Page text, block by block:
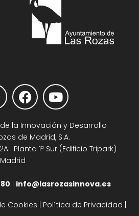
la Innovación y Desarrollo
de Madrid, S.A.
Planta 1ª Sur (Edificio Tripark)
info@lasrozasinnova.es
Cookies Política de Privacidad